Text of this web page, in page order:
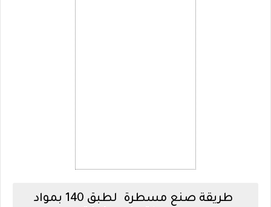
طريقة صنع مسطرة لطبق 140 بمواد